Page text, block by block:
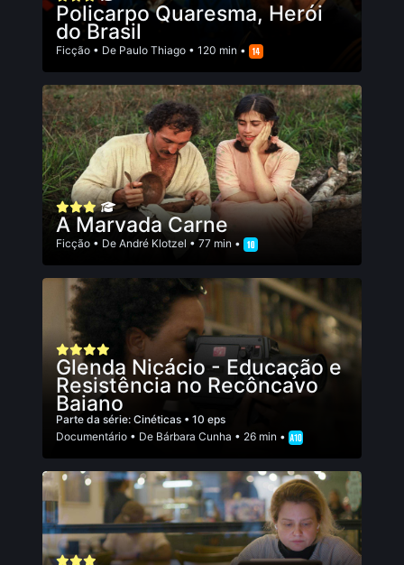
Policarpo Quaresma, Herói
do Brasil
Ficção • De Paulo Thiago • 120 min •
A Marvada Carne
Ficção • De André Klotzel • 77 min •
Glenda Nicácio - Educação e
Resistência no Recôncavo
Baiano
Parte da série: Cinéticas • 10 eps
Documentário • De Bárbara Cunha • 26 min •